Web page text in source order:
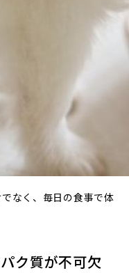
なく、毎日の食事で体
ク質が不可欠